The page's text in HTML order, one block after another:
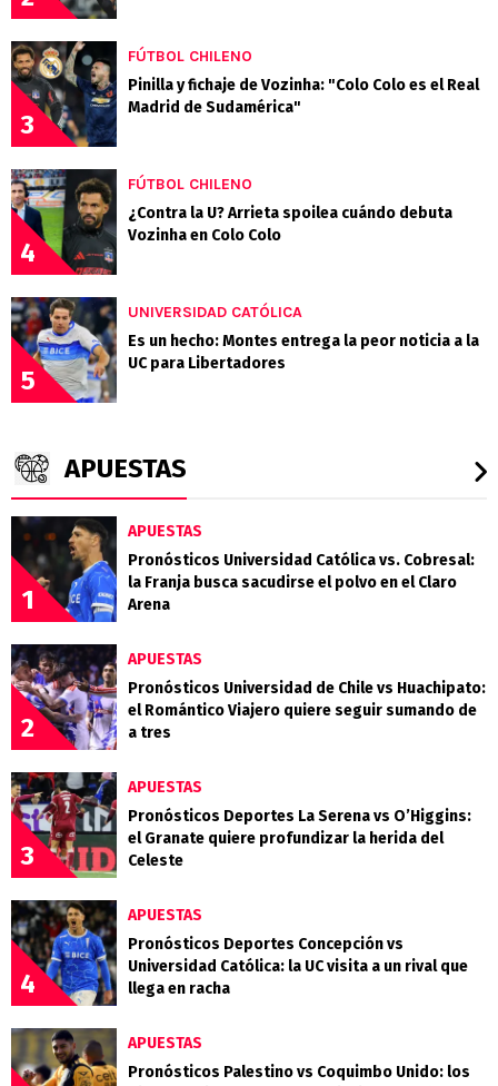
3
FÚTBOL CHILENO
Pinilla y fichaje de Vozinha: "Colo Colo es el Real
Madrid de Sudamérica"
4
FÚTBOL CHILENO
¿Contra la U? Arrieta spoilea cuándo debuta
Vozinha en Colo Colo
5
UNIVERSIDAD CATÓLICA
Es un hecho: Montes entrega la peor noticia a la
UC para Libertadores
APUESTAS
1
APUESTAS
Pronósticos Universidad Católica vs. Cobresal:
la Franja busca sacudirse el polvo en el Claro
Arena
2
APUESTAS
Pronósticos Universidad de Chile vs Huachipato:
el Romántico Viajero quiere seguir sumando de
a tres
3
APUESTAS
Pronósticos Deportes La Serena vs O’Higgins:
el Granate quiere profundizar la herida del
Celeste
4
APUESTAS
Pronósticos Deportes Concepción vs
Universidad Católica: la UC visita a un rival que
llega en racha
APUESTAS
Pronósticos Palestino vs Coquimbo Unido: los